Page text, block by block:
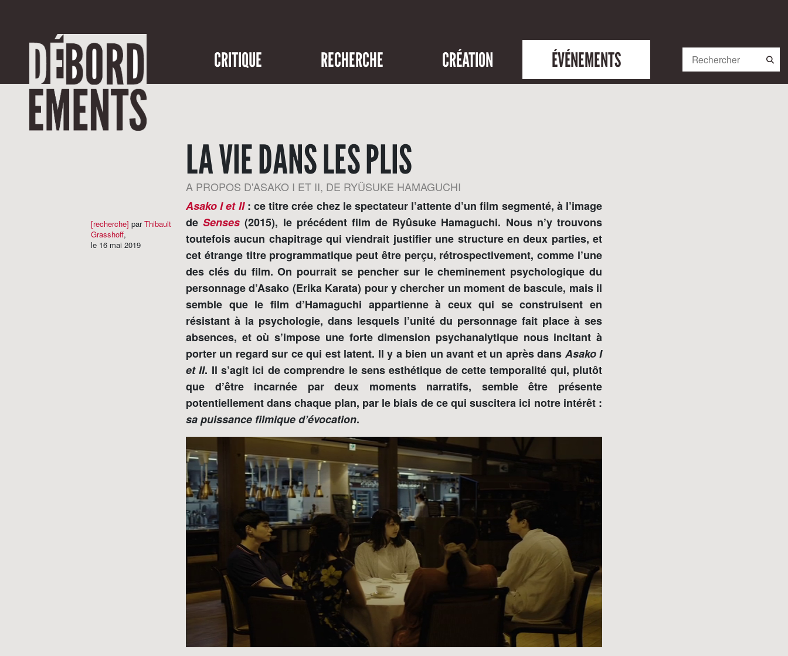
CRITIQUE RECHERCHE CRÉATION ÉVÉNEMENTS
LA VIE DANS LES PLIS
A PROPOS D'ASAKO I ET II, DE RYÛSUKE HAMAGUCHI
[recherche] parThibault
Grasshoff,
le 16 mai 2019
Asako I et II: ce titre crée chez le spectateur l’attente d’un film segmenté, à l’image
deSenses (2015), le précédent film de Ryûsuke Hamaguchi. Nous n’y trouvons
toutefois aucun chapitrage qui viendrait justifier une structure en deux parties, et
cet étrange titre programmatique peut être perçu, rétrospectivement, comme l’une
des clés du film. On pourrait se pencher sur le cheminement psychologique du
personnage d’Asako (Erika Karata) pour y chercher un moment de bascule, mais il
semble que le film d’Hamaguchi appartienne à ceux qui se construisent en
résistant à la psychologie, dans lesquels l’unité du personnage fait place à ses
absences, et où s’impose une forte dimension psychanalytique nous incitant à
porter un regard sur ce qui est latent. Il y a bien un avant et un après dans Asako I
et II. Il s’agit ici de comprendre le sens esthétique de cette temporalité qui, plutôt
que d’être incarnée par deux moments narratifs, semble être présente
potentiellement dans chaque plan, par le biais de ce qui suscitera ici notre intérêt :
sa puissance filmique d’évocation.